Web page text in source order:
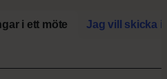
i ett möte Jag vill skicka